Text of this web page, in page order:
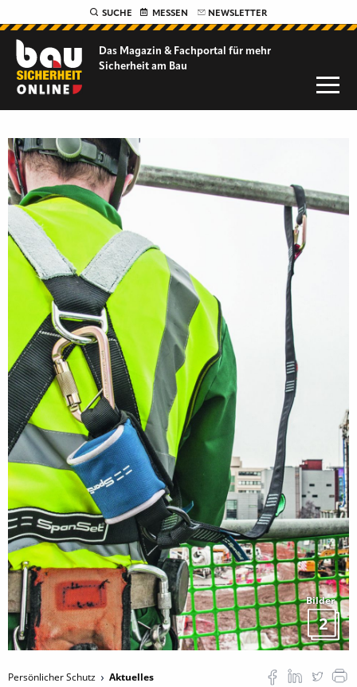
SUCHE MESSEN NEWSLETTER
Das Magazin & Fachportal für mehr
Sicherheit am Bau
Bilder
2
Persönlicher Schutz Aktuelles